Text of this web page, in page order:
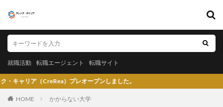
就職活動 転職エージェント 転職サイト
）プレオープンしました。
HOME かからない大学
就職活動 転職エージェント 転職サイト
カテゴリー